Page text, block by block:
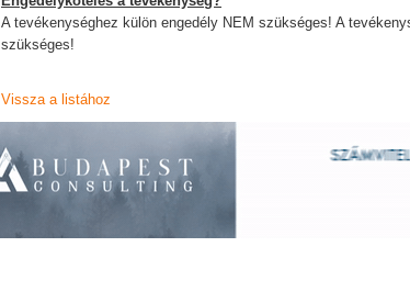
A tevékenységhez külön engedély NEM szükséges! A
szükséges!
Vissza a listához